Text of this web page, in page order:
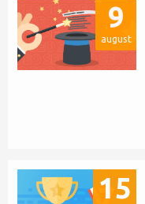
9
august
15